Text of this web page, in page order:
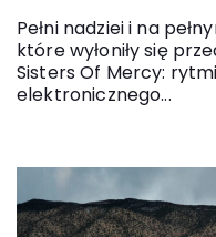
Pełni nadziei i na
które wyłoniły się
Sisters Of Mercy:
elektronicznego...